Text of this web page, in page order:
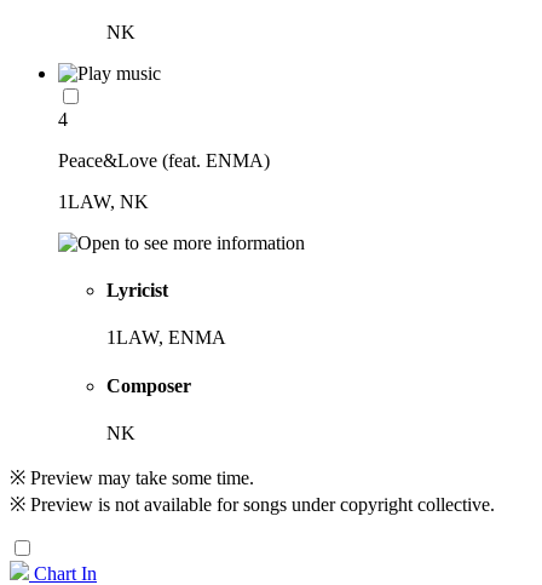
NK
4
Peace&Love (feat. ENMA)
1LAW, NK
Lyricist
1LAW, ENMA
Composer
NK
※ Preview may take some time.
※ Preview is not available for songs under copyright collective.
Chart In